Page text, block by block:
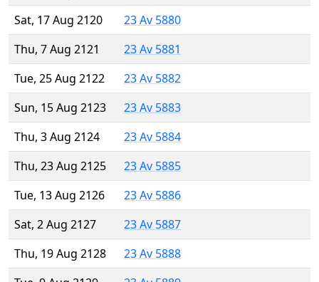
Sat, 17 Aug 2120
23 Av 5880
Thu, 7 Aug 2121
23 Av 5881
Tue, 25 Aug 2122
23 Av 5882
Sun, 15 Aug 2123
23 Av 5883
Thu, 3 Aug 2124
23 Av 5884
Thu, 23 Aug 2125
23 Av 5885
Tue, 13 Aug 2126
23 Av 5886
Sat, 2 Aug 2127
23 Av 5887
Thu, 19 Aug 2128
23 Av 5888